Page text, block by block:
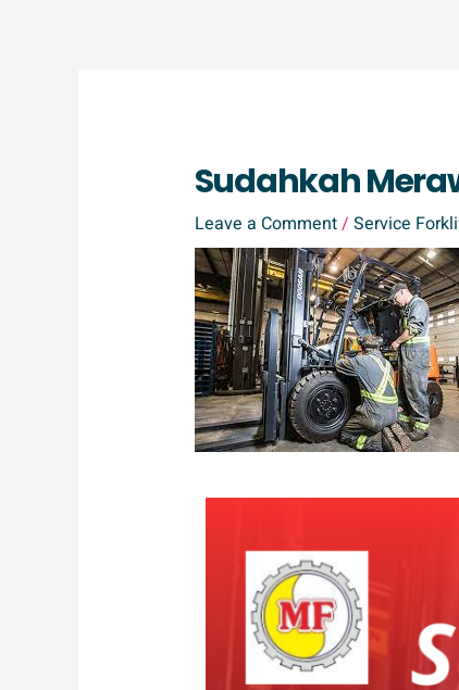
Sudahkah
Leave a Comment/ Service